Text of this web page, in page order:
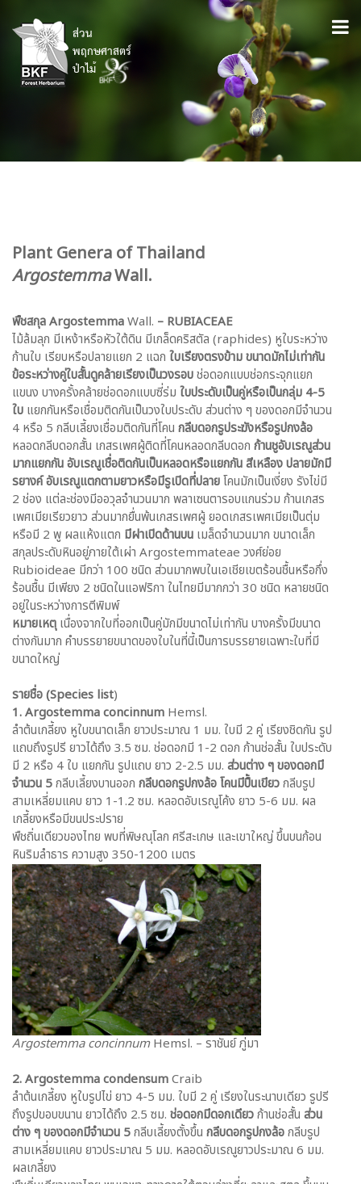
Plant Genera of Thailand
ArgostemmaWall.
พืชสกุลArgostemmaWall. – RUBIACEAE
ไม้ล้มลุก มีเหง้าหรือหัวใต้ดิน มีเกล็ดคริสตัล (raphides) หูใบระหว่าง
ก้านใบ เรียบหรือปลายแยก 2 แฉก ใบเรียงตรงข้าม ขนาดมักไม่เท่ากัน
ข้อระหว่างคู่ใบสั้นดูคล้ายเรียงเป็นวงรอบช่อดอกแบบช่อกระจุกแยก
แขนง บางครั้งคล้ายช่อดอกแบบซี่ร่ม ใบประดับเป็นคู่หรือเป็นกลุ่ม 4-5
ใบ แยกกันหรือเชื่อมติดกันเป็นวงใบประดับ ส่วนต่าง ๆ ของดอกมีจำนวน
4 หรือ 5 กลีบเลี้ยงเชื่อมติดกันที่โคน กลีบดอกรูประฆังหรือรูปกงล้อ
หลอดกลีบดอกสั้น เกสรเพศผู้ติดที่โคนหลอดกลีบดอก ก้านชูอับเรณูส่วน
มากแยกกัน อับเรณูเชื่อติดกันเป็นหลอดหรือแยกกัน สีเหลือง ปลายมักมี
รยางค์อับเรณูแตกตามยาวหรือมีรูเปิดที่ปลายโคนมักเป็นเงี่ยง รังไข่มี
2 ช่อง แต่ละช่องมีออวุลจำนวนมาก พลาเซนตารอบแกนร่วม ก้านเกสร
เพศเมียเรียวยาว ส่วนมากยื่นพ้นเกสรเพศผู้ ยอดเกสรเพศเมียเป็นตุ่ม
หรือมี 2 พู ผลแห้งแตก มีฝาเปิดด้านบน เมล็ดจำนวนมาก ขนาดเล็ก
สกุลประดับหินอยู่ภายใต้เผ่า Argostemmateae วงศ์ย่อย
Rubioideae มีกว่า 100 ชนิด ส่วนมากพบในเอเชียเขตร้อนชื้นหรือกึ่ง
ร้อนชื้น มีเพียง 2 ชนิดในแอฟริกา ในไทยมีมากกว่า 30 ชนิด หลายชนิด
อยู่ในระหว่างการตีพิมพ์
หมายเหตุเนื่องจากใบที่ออกเป็นคู่มักมีขนาดไม่เท่ากัน บางครั้งมีขนาด
ต่างกันมาก คำบรรยายขนาดของใบในที่นี้เป็นการบรรยายเฉพาะใบที่มี
ขนาดใหญ่
รายชื่อ (Species list)
1. Argostemma concinnum Hemsl.
ลำต้นเกลี้ยง หูใบขนาดเล็ก ยาวประมาณ 1 มม. ใบมี 2 คู่ เรียงชิดกัน รูป
แถบถึงรูปรี ยาวได้ถึง 3.5 ซม. ช่อดอกมี 1-2 ดอก ก้านช่อสั้น ใบประดับ
มี 2 หรือ 4 ใบ แยกกัน รูปแถบ ยาว 2-2.5 มม. ส่วนต่าง ๆ ของดอกมี
จำนวน 5กลีบเลี้ยงบานออก กลีบดอกรูปกงล้อ โคนมีปื้นเขียวกลีบรูป
สามเหลี่ยมแคบ ยาว 1-1.2 ซม. หลอดอับเรณูโค้ง ยาว 5-6 มม. ผล
เกลี้ยงหรือมีขนประปราย
พืชถิ่นเดียวของไทย พบที่พิษณุโลก ศรีสะเกษ และเขาใหญ่ ขึ้นบนก้อน
หินริมลำธาร ความสูง 350-1200 เมตร
Argostemma concinnumHemsl. – ราชันย์ ภู่มา
2. Argostemma condensumCraib
ลำต้นเกลี้ยง หูใบรูปไข่ ยาว 4-5 มม. ใบมี 2 คู่ เรียงในระนาบเดียว รูปรี
ถึงรูปขอบขนาน ยาวได้ถึง 2.5 ซม. ช่อดอกมีดอกเดียวก้านช่อสั้น ส่วน
ต่าง ๆ ของดอกมีจำนวน 5กลีบเลี้ยงตั้งขึ้น กลีบดอกรูปกงล้อกลีบรูป
สามเหลี่ยมแคบ ยาวประมาณ 5 มม. หลอดอับเรณูยาวประมาณ 6 มม.
ผลเกลี้ยง